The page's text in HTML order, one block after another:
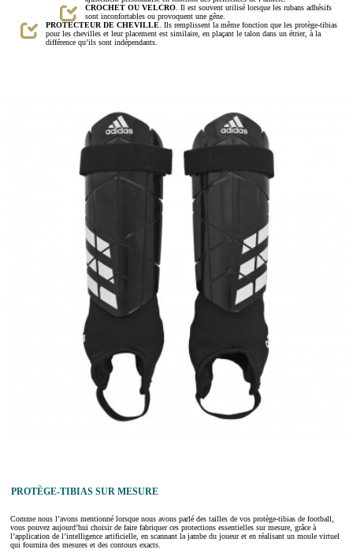
CROCHET OU VELCRO . Il est souvent utilisé lorsque les rubans adhésifs
sont inconfortables ou provoquent une gêne.
PROTECTEUR DE CHEVILLE . Ils remplissent la même fonction que les protège-tibias
pour les chevilles et leur placement est similaire, en plaçant le talon dans un étrier, à la
différence qu’ils sont indépendants.
PROTÈGE-TIBIAS SUR MESURE
Comme nous l’avons mentionné lorsque nous avons parlé des tailles de vos protège-tibias de football,
vous pouvez aujourd’hui choisir de faire fabriquer ces protections essentielles sur mesure, grâce à
l’application de l’intelligence artificielle, en scannant la jambe du joueur et en réalisant un moule virtuel
qui fournira des mesures et des contours exacts.